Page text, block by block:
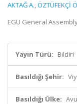
AKTAĞ A.,ÖZTÜFEKÇİ
EGU General
Yayın Türü: Bildiri
Basıldığı Şehir:
Basıldığı Ülke: